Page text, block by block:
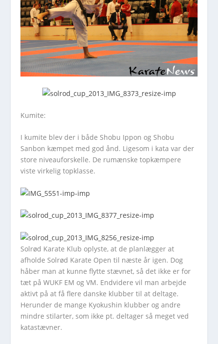
Kumite:
I kumite blev der i både Shobu Ippon og Shobu
Sanbon kæmpet med god ånd. Ligesom i kata var der
store niveauforskelle. De rumænske topkæmpere
viste virkelig topklasse.
Solrød Karate Klub oplyste, at de planlægger at
afholde Solrød Karate Open til næste år igen. Dog
håber man at kunne flytte stævnet, så det ikke er for
tæt på WUKF EM og VM. Endvidere vil man arbejde
aktivt på at få flere danske klubber til at deltage.
Herunder de mange Kyokushin klubber og andre
mindre stilarter, som ikke pt. deltager så meget ved
katastævner.